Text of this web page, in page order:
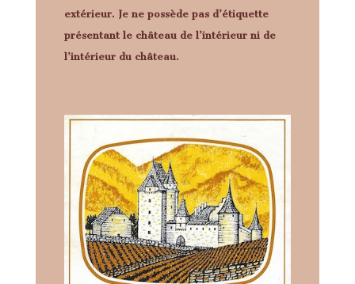
extérieur. Je ne possède pas d’étiquette
présentant le château de l’intérieur ni de
l’intérieur du château.